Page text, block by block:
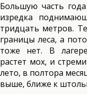
Большую часть
изредка
тридцать метров.
границы леса, а
тоже нет. В
растет мох, и
лето, в полтора
выше, ближе к